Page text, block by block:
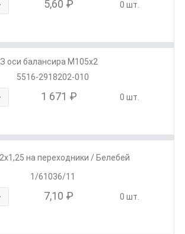
5,60 ₽ 0 шт.
оси балансира М105х2
5516-2918202-010
1 671 ₽ 0 шт.
на переходники / Белебей
1/61036/11
7,10 ₽ 0 шт.